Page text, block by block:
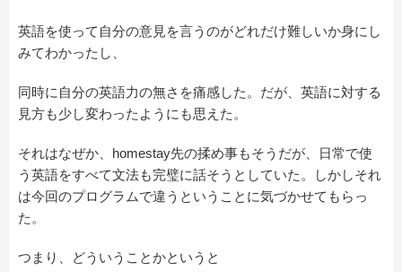
英語を使って自分の意見を言うのがどれだけ難しいか身にし
みてわかったし、
同時に自分の英語力の無さを痛感した。だが、英語に対する
見方も少し変わったようにも思えた。
それはなぜか、homestay先の揉め事もそうだが、日常で使
う英語をすべて文法も完璧に話そうとしていた。しかしそれ
は今回のプログラムで違うということに気づかせてもらっ
た。
つまり、どういうことかというと